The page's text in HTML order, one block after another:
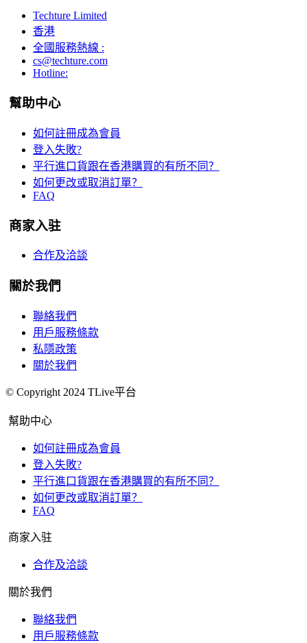
Techture Limited
香港
全國服務熱線 :
cs@techture.com
Hotline:
幫助中心
如何註冊成為會員
登入失敗?
平行進口貨跟在香港購買的有所不同？
如何更改或取消訂單？
FAQ
商家入驻
合作及洽談
關於我們
聯絡我們
用戶服務條款
私隱政策
關於我們
© Copyright 2024 TLive平台
幫助中心
如何註冊成為會員
登入失敗?
平行進口貨跟在香港購買的有所不同？
如何更改或取消訂單？
FAQ
商家入驻
合作及洽談
關於我們
聯絡我們
用戶服務條款